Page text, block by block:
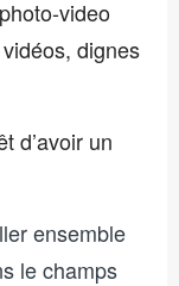
video
dignes
d’avoir un
ensemble
le champs